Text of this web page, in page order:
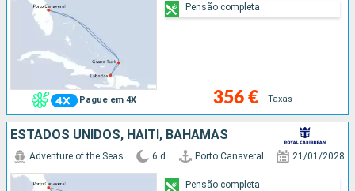
Pague em 4X 356 € +Taxas
Pensão completa
ESTADOS UNIDOS, HAITI, BAHAMAS
Adventure of the Seas 6 d Porto Canaveral 21/01/2028
Pensão completa